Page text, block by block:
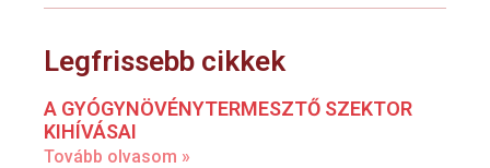
Legfrissebb cikkek
A GYÓGYNÖVÉNYTERMESZTŐ SZEKTOR
KIHÍVÁSAI
Tovább olvasom »